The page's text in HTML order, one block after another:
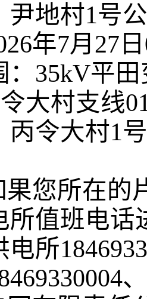
尹地村1号
年7月27
：35kV平
大村支线
丙令大村1
果您所在的
所值班电话
所